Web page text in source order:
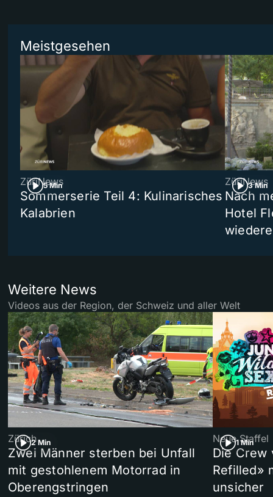
Meistgesehen
5 Min
ZüriNews
Sommerserie Teil 4: Kulinarisches
Kalabrien
3 Min
ZüriNews
Nach
Hotel
Weitere News
Videos aus der Region, der Schweiz und aller Welt
2 Min
Zürich
Zwei Männer sterben bei Unfall
mit gestohlenem Motorrad in
Oberengstringen
1 Min
Neue Staffel
Die Crew
Refilled»
unsicher